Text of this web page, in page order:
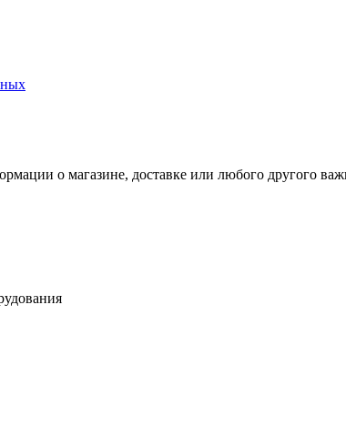
о магазине, доставке или любого другого